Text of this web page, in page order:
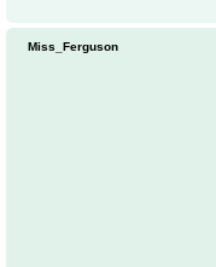
Miss_Ferguson